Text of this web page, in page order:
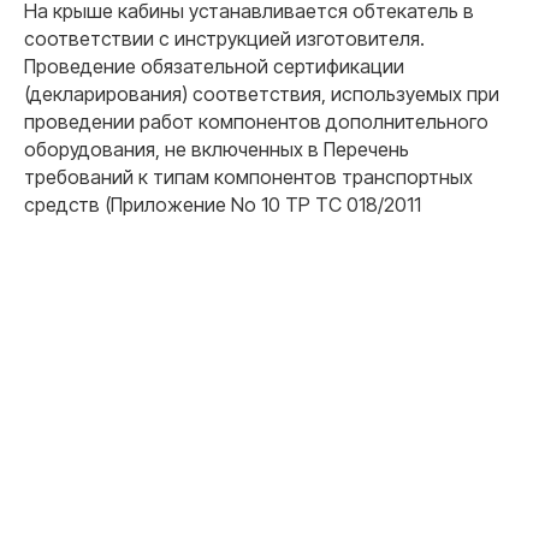
На крыше кабины устанавливается обтекатель в
соответствии с инструкцией изготовителя.
Проведение обязательной сертификации
(декларирования) соответствия, используемых при
проведении работ компонентов дополнительного
оборудования, не включенных в Перечень
требований к типам компонентов транспортных
средств (Приложение No 10 ТР ТС 018/2011